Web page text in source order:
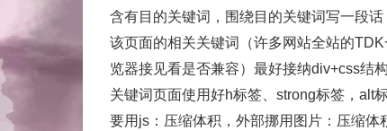
含有目的关键词，围绕目的关键词写一段
该页面的相关关键词（许多网站全站的
览器接见看是否兼容）最好接纳div+css结
关键词页面使用好h标签、strong标签，alt
要用js：压缩体积，外部挪用图片：压缩